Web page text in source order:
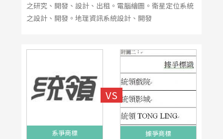
之研究、開發、設計、出租。電腦繪圖。衛星定位系統
之設計、開發。地理資訊系統設計、開發
系爭商標 據爭商標